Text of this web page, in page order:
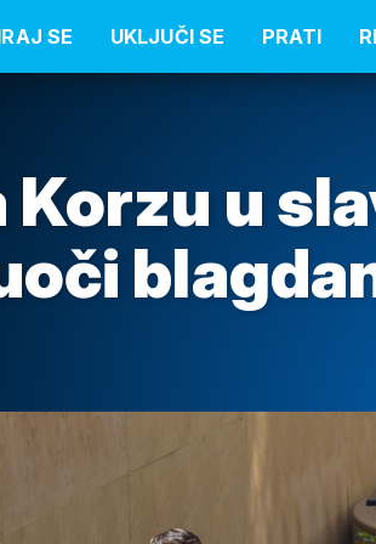
SE UKLJUČI SE PRATI
Korzu u